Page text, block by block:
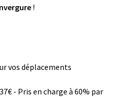
!
vos déplacements
- Pris en charge à 60% par